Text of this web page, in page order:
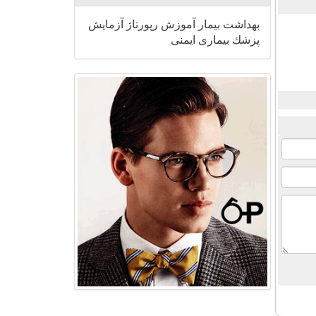
بهداشت بیمار آموزش رپورتاژ
آزمایش
پزشك بیماری ایمنی